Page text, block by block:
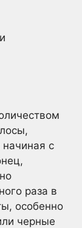
начиная с
раза в
особенно
черные